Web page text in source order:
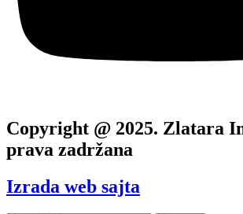
Copyright @ 2025. Zlatara
prava zadržana
Izrada web sajta